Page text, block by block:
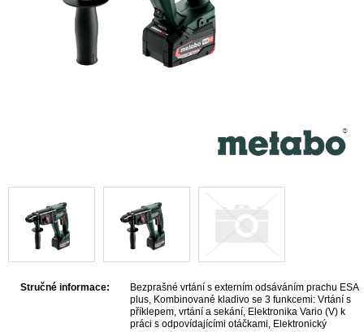
Stručné informace:
Bezprašné vrtání s externím odsáváním prachu ESA
plus, Kombinované kladivo se 3 funkcemi: Vrtání s
příklepem, vrtání a sekání, Elektronika Vario (V) k
práci s odpovídajícími otáčkami, Elektronický